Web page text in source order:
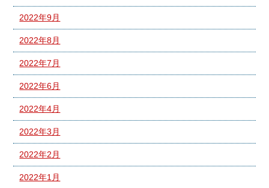
2022年9月
2022年8月
2022年7月
2022年6月
2022年4月
2022年3月
2022年2月
2022年1月